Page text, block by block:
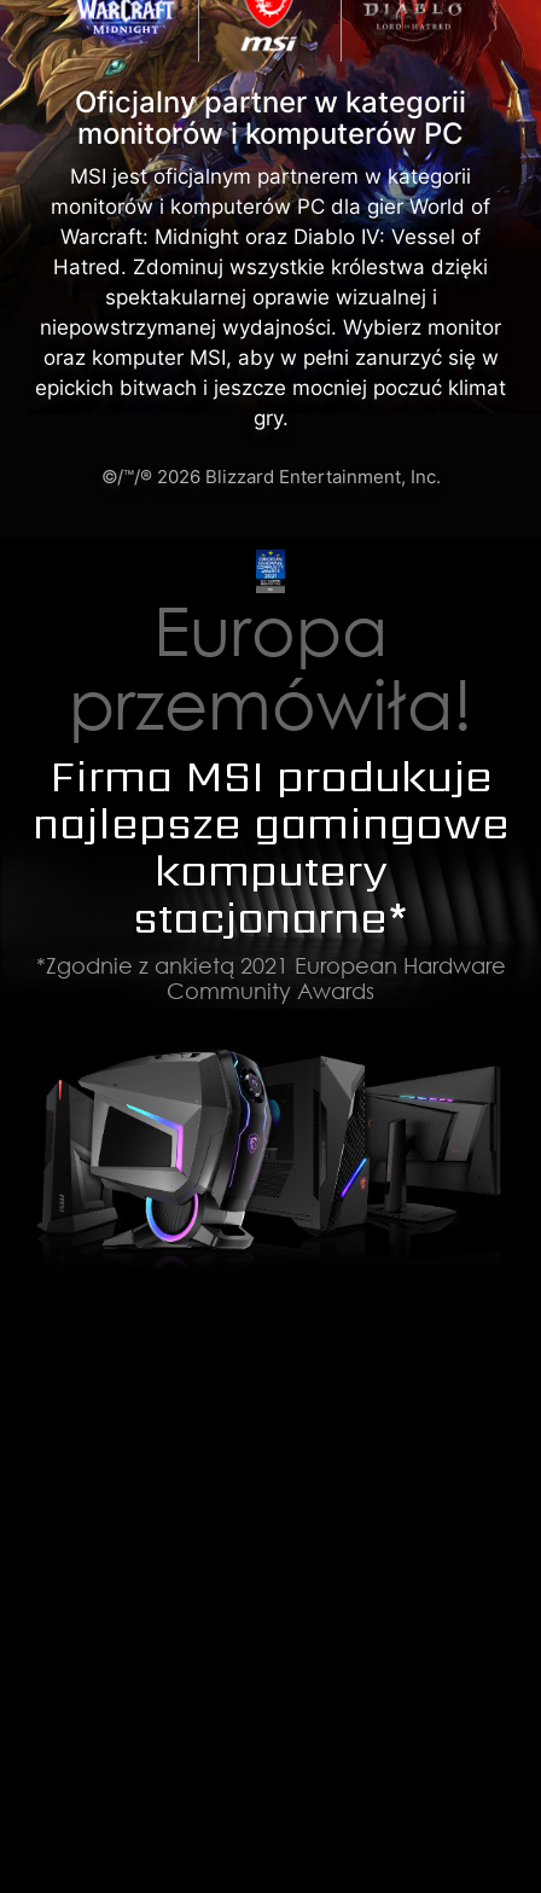
Oficjalny partner w kategorii
monitorów i komputerów PC
MSI jest oficjalnym partnerem w kategorii
monitorów i komputerów PC dla gier World of
Warcraft: Midnight oraz Diablo IV: Vessel of
Hatred. Zdominuj wszystkie królestwa dzięki
spektakularnej oprawie wizualnej i
niepowstrzymanej wydajności. Wybierz monitor
oraz komputer MSI, aby w pełni zanurzyć się w
epickich bitwach i jeszcze mocniej poczuć klimat
gry.
©/™/® 2026 Blizzard Entertainment, Inc.
Europa
przemówiła!
Firma MSI produkuje
najlepsze gamingowe
komputery
stacjonarne*
*Zgodnie z ankietą 2021 European Hardware
Community Awards